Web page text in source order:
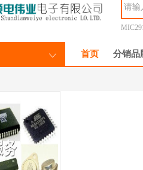
首页 分销品